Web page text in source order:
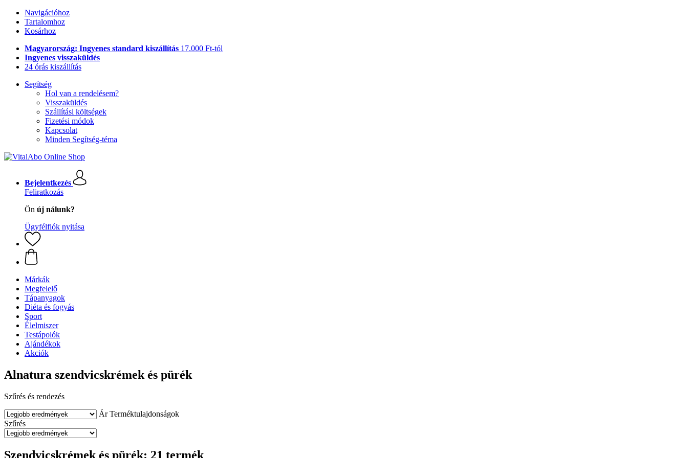
Navigációhoz
Tartalomhoz
Kosárhoz
Magyarország: Ingyenes standard kiszállítás 17.000 Ft-tól
Ingyenes visszaküldés
24 órás kiszállítás
Segítség
Hol van a rendelésem?
Visszaküldés
Szállítási költségek
Fizetési módok
Kapcsolat
Minden Segítség-téma
Bejelentkezés
Feliratkozás
Ön új nálunk?
Ügyfélfiók nyitása
Márkák
Megfelelő
Tápanyagok
Diéta és fogyás
Sport
Élelmiszer
Testápolók
Ajándékok
Akciók
Alnatura szendvicskrémek és pürék
Szűrés és rendezés
Ár Terméktulajdonságok
Szűrés
Szendvicskrémek és pürék: 21 termék